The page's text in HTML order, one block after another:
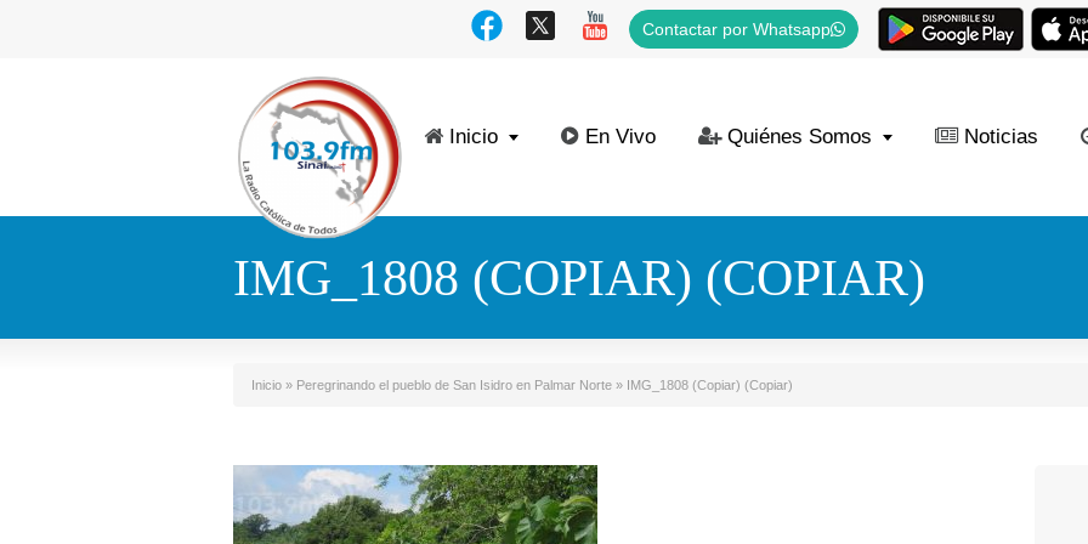
Contactar por Whatsapp
Inicio En Vivo Quiénes Somos Noticias
IMG_1808 (COPIAR) (COPIAR)
Inicio » Peregrinando el pueblo de San Isidro en Palmar Norte » IMG_1808 (Copiar) (Copiar)